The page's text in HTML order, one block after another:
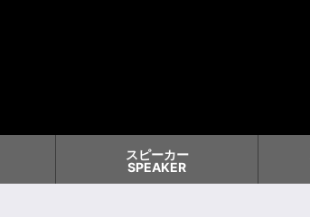
スピーカー
SPEAKER